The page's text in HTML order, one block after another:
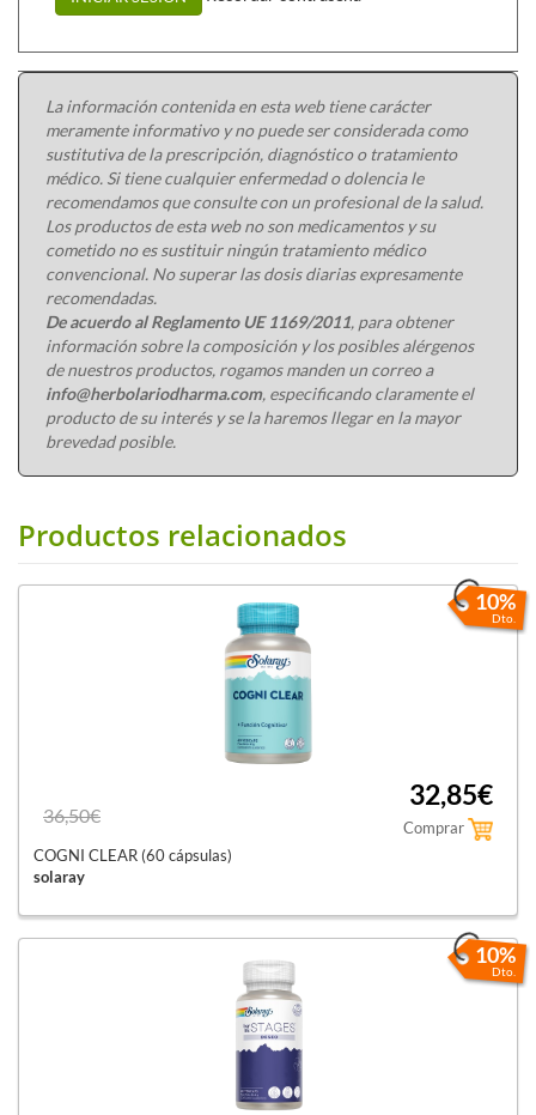
La información contenida en esta web tiene carácter
meramente informativo y no puede ser considerada como
sustitutiva de la prescripción, diagnóstico o tratamiento
médico. Si tiene cualquier enfermedad o dolencia le
recomendamos que consulte con un profesional de la salud.
Los productos de esta web no son medicamentos y su
cometido no es sustituir ningún tratamiento médico
convencional. No superar las dosis diarias expresamente
recomendadas.
De acuerdo al Reglamento UE 1169/2011, para obtener
información sobre la composición y los posibles alérgenos
de nuestros productos, rogamos manden un correo a
info@herbolariodharma.com, especificando claramente el
producto de su interés y se la haremos llegar en la mayor
brevedad posible.
Productos relacionados
10%
Dto.
36,50€
32,85€
Comprar
COGNI CLEAR (60 cápsulas)
solaray
10%
Dto.